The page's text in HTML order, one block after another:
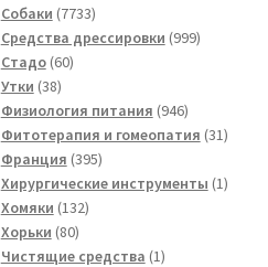
товаров
Собаки 77337733
товара
Средства дрессировки 999999
Стадо 6060
Утки 3838
товаров
Физиология питания 946946
товаров
Фитотерапия и гомеопатия 3131
Франция 395395
товаров
Хирургические инструменты 11
Хомяки 132132
Хорьки 8080
товаров
Чистящие средства 11